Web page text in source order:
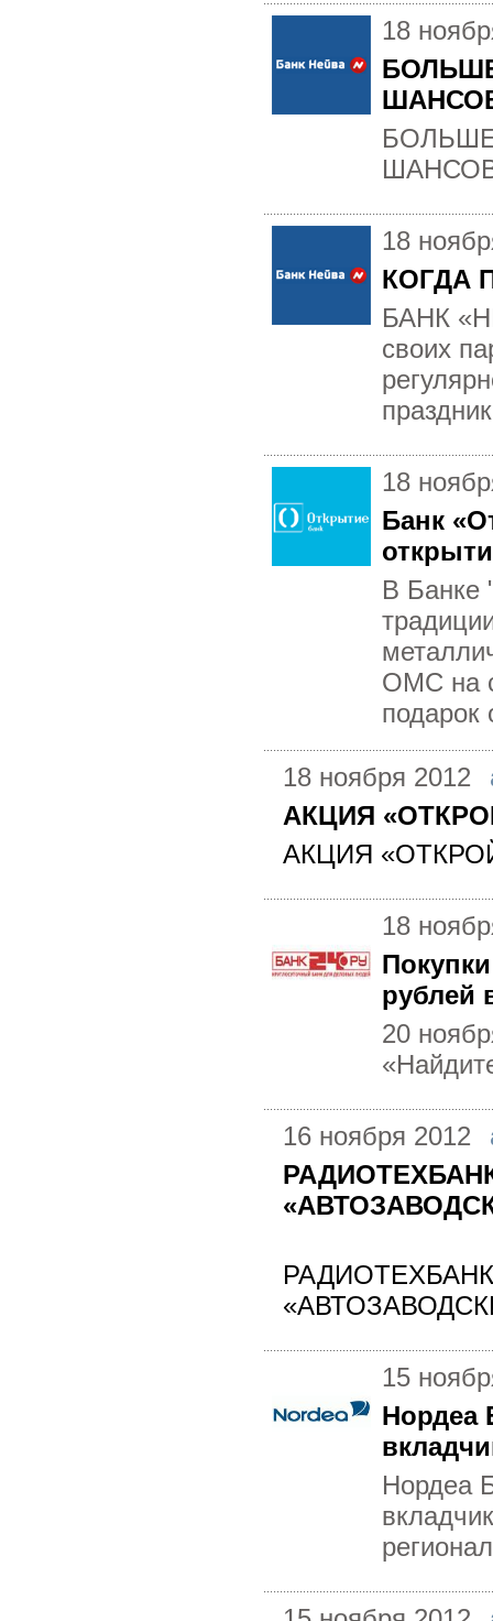
18
18
КОГДА
БАНК
своих
18
Банк
В Банке
ОМС на
подарок
18 ноября 2012
АКЦИЯ
АКЦИЯ
18
рублей
20
16 ноября 2012
РАДИОТЕХБАНК
15
Нордеа
Нордеа